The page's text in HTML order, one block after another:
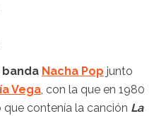
banda Nacha Pop junto
Vega, con la que en 1980
contenía la canción La